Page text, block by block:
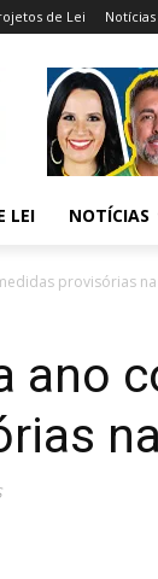
de Lei Notícias
LEI NOTÍCIAS
provisórias
ano